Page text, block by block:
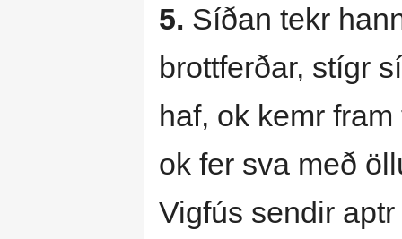
5. Síðan tekr
brottferðar, stígr
haf, ok kemr
ok fer sva með
Vigfús sendir